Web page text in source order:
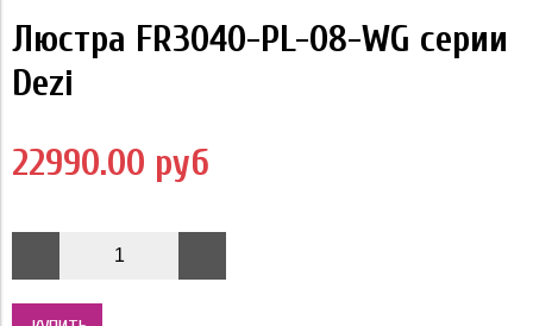
Люстра FR3040-PL-08-WG серии
Dezi
22990.00 руб